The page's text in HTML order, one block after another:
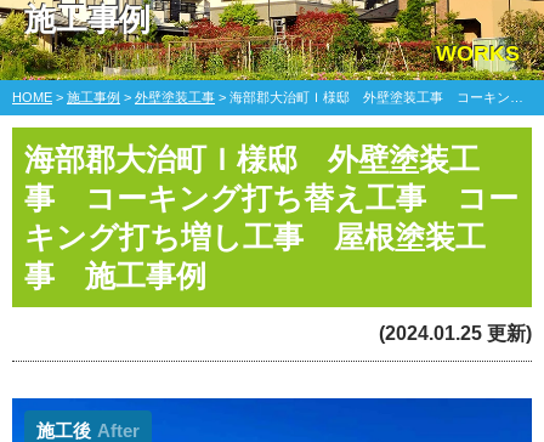
施工事例
WORKS
HOME > 施工事例 > 外壁塗装工事 > 海部郡大治町Ｉ様邸 外壁塗装工事 コーキング打ち替え工事 コーキング打ち増し工事 屋根塗装工事
海部郡大治町Ｉ様邸 外壁塗装工
事 コーキング打ち替え工事 コー
キング打ち増し工事 屋根塗装工
事 施工事例
(2024.01.25 更新)
施工後 After